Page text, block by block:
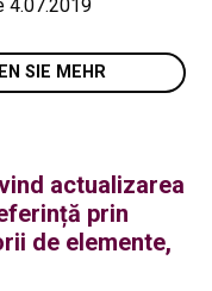
4.07.2019
SIE MEHR
actualizarea
prin
de elemente,